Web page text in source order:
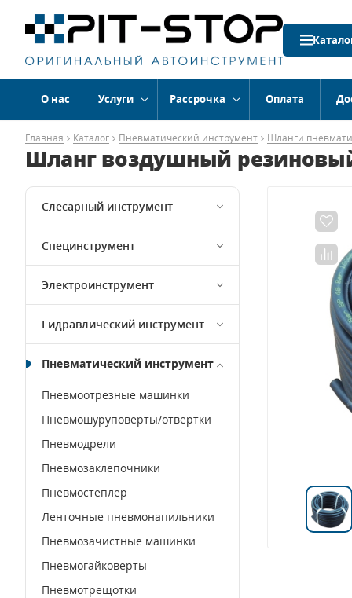
О нас Услуги Рассрочка Оплата
Главная Каталог Пневматический инструмент Шланги
Шланг воздушный резиновый
Слесарный инструмент
Специнструмент
Электроинструмент
Гидравлический инструмент
Пневматический инструмент
Пневмоотрезные машинки
Пневмошуруповерты/отвертки
Пневмодрели
Пневмозаклепочники
Пневмостеплер
Ленточные пневмонапильники
Пневмозачистные машинки
Пневмогайковерты
Пневмотрещотки